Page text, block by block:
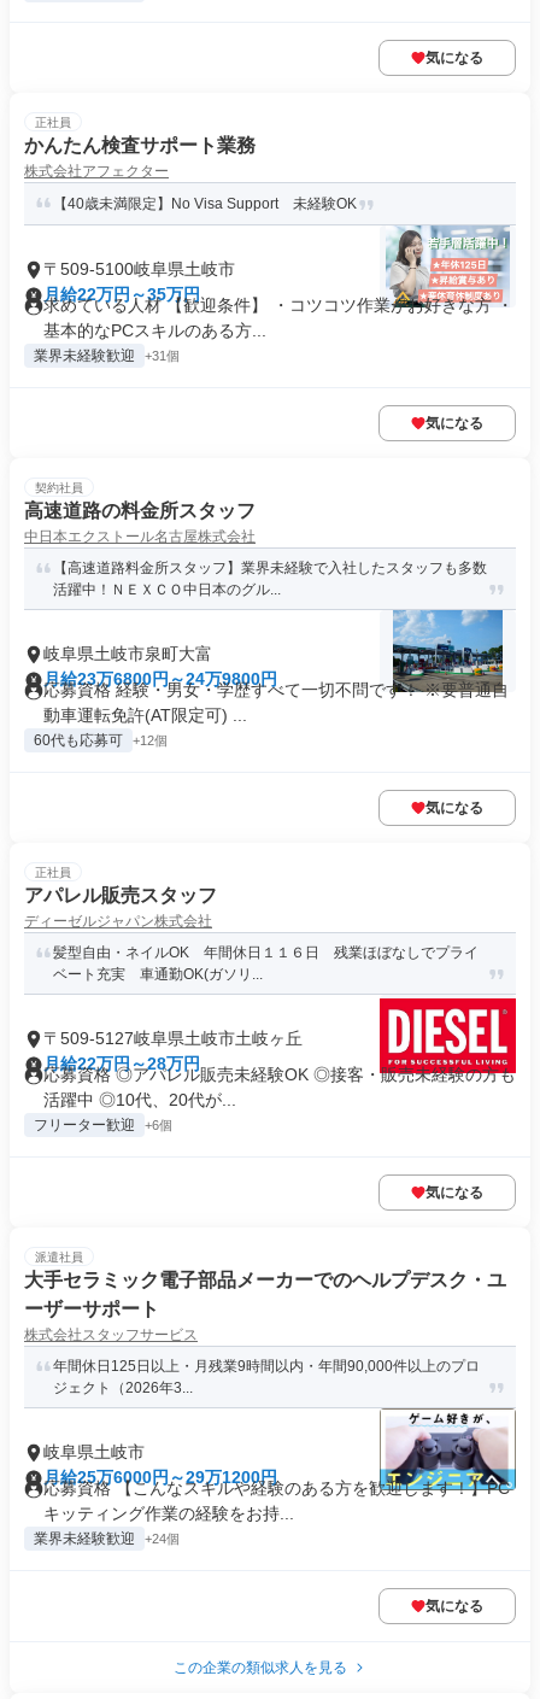
気になる
正社員
かんたん検査サポート業務
株式会社アフェクター
【40歳未満限定】No Visa Support 未経験OK
〒509-5100岐阜県土岐市
月給22万円～35万円
求めている人材 【歓迎条件】 ・コツコツ作業がお好きな方 ・
基本的なPCスキルのある方...
業界未経験歓迎 +31個
気になる
契約社員
高速道路の料金所スタッフ
中日本エクストール名古屋株式会社
【高速道路料金所スタッフ】業界未経験で入社したスタッフも多数
活躍中！ＮＥＸＣＯ中日本のグル...
岐阜県土岐市泉町大富
月給23万6800円～24万9800円
応募資格 経験・男女・学歴すべて一切不問です！ ※要普通自
動車運転免許(AT限定可) ...
60代も応募可 +12個
気になる
正社員
アパレル販売スタッフ
ディーゼルジャパン株式会社
髪型自由・ネイルOK 年間休日１１６日 残業ほぼなしでプライ
ベート充実 車通勤OK(ガソリ...
〒509-5127岐阜県土岐市土岐ヶ丘
月給22万円～28万円
応募資格 ◎アパレル販売未経験OK ◎接客・販売未経験の方も
活躍中 ◎10代、20代が...
フリーター歓迎 +6個
気になる
派遣社員
大手セラミック電子部品メーカーでのヘルプデスク・ユ
ーザーサポート
株式会社スタッフサービス
年間休日125日以上・月残業9時間以内・年間90,000件以上のプロ
ジェクト（2026年3...
岐阜県土岐市
月給25万6000円～29万1200円
応募資格 【こんなスキルや経験のある方を歓迎します！】PC
キッティング作業の経験をお持...
業界未経験歓迎 +24個
気になる
この企業の類似求人を見る